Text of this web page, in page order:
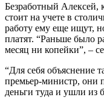
Безработный Алексей,
стоит на учете в
работу ему еще ищут,
платят. “Раньше было
месяц ни копейки”, –
“Для себя объяснение
премьер-министр, они
деньги туда и ушли из